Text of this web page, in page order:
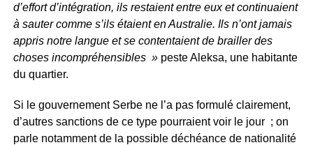
d’effort d’intégration, ils restaient entre eux et continuaient
à sauter comme s’ils étaient en Australie. Ils n’ont jamais
appris notre langue et se contentaient de brailler des
choses incompréhensibles » peste Aleksa, une habitante
du quartier.
Si le gouvernement Serbe ne l’a pas formulé clairement,
d’autres sanctions de ce type pourraient voir le jour ; on
parle notamment de la possible déchéance de nationalité